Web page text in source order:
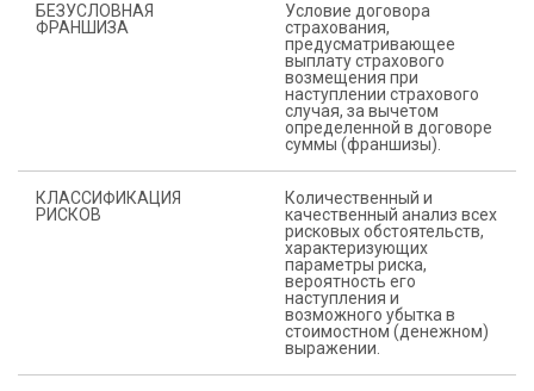
БЕЗУСЛОВНАЯ
ФРАНШИЗА
Условие договора
страхования,
предусматривающее
выплату страхового
возмещения при
наступлении страхового
случая, за вычетом
определенной в договоре
суммы (франшизы).
КЛАССИФИКАЦИЯ
РИСКОВ
Количественный и
качественный анализ всех
рисковых обстоятельств,
характеризующих
параметры риска,
вероятность его
наступления и
возможного убытка в
стоимостном (денежном)
выражении.